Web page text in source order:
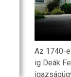
Az 1740-
ig Deák